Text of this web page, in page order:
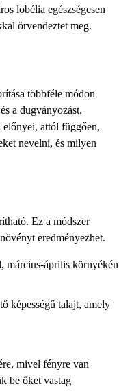
lobélia egészségesen
örvendeztet meg.
többféle módon
a dugványozást.
attól függően,
nevelni, és milyen
Ez a módszer
eredményezhet.
március-április környékén
képességű talajt, amely
mivel fényre van
be őket vastag